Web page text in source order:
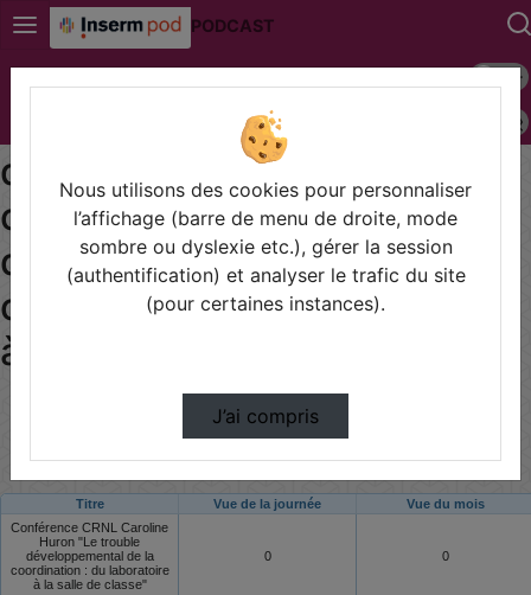
PODCAST
Mode
Police
Statistiques de visualisation
de la vidéo Conférence crnl
caroline huron "le trouble
développemental de la
coordination : du laboratoire
à la salle de classe"
Modifier la période de visualisation
Titre Vue de la journée
Vue du mois
Conférence CRNL Caroline
Huron "Le trouble
développemental de la
coordination : du laboratoire
à la salle de classe"
0 0
Nous utilisons des cookies pour personnaliser
l’affichage (barre de menu de droite, mode
sombre ou dyslexie etc.), gérer la session
(authentification) et analyser le trafic du site
(pour certaines instances).
J’ai compris